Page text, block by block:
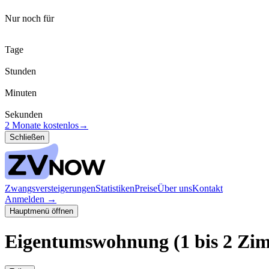
Nur noch für
Tage
Stunden
Minuten
Sekunden
2 Monate kostenlos→
Schließen
ZwangsversteigerungenStatistikenPreiseÜber unsKontakt
Anmelden →
Hauptmenü öffnen
Eigentumswohnung (1 bis 2